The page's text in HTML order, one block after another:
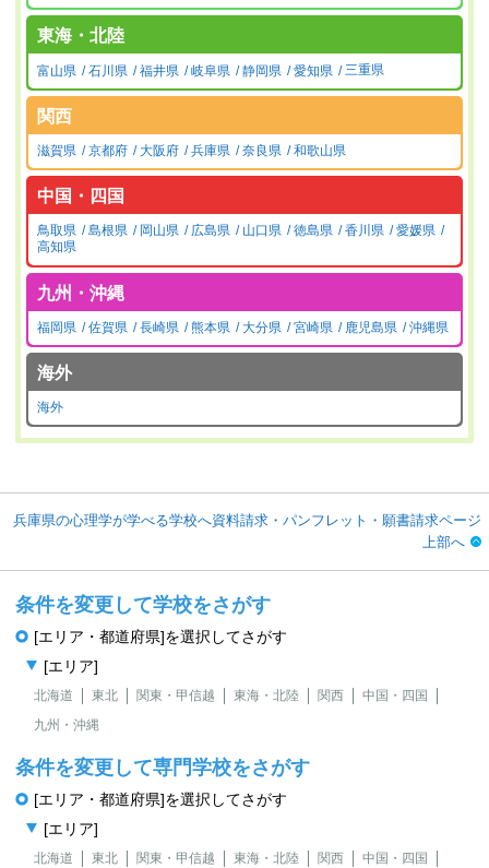
東海・北陸
富山県 石川県 福井県 岐阜県 静岡県 愛知県 三重県
関西
滋賀県 京都府 大阪府 兵庫県 奈良県 和歌山県
中国・四国
鳥取県 島根県 岡山県 広島県 山口県 徳島県 香川県
愛媛県
高知県
九州・沖縄
福岡県 佐賀県 長崎県 熊本県 大分県 宮崎県 鹿児島県 沖縄県
海外
海外
兵庫県の心理学が学べる学校へ資料請求・パンフレット・願書請求ページ
上部へ
条件を変更して学校をさがす
[エリア・都道府県]を選択してさがす
[エリア]
北海道 東北 関東・甲信越 東海・北陸 関西
中国・四国
九州・沖縄
条件を変更して専門学校をさがす
[エリア・都道府県]を選択してさがす
[エリア]
北海道 東北 関東・甲信越 東海・北陸 関西
中国・四国